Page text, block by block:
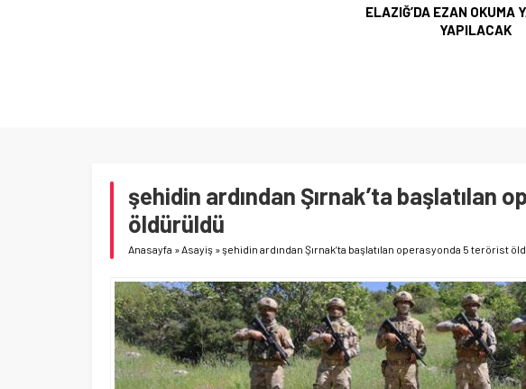
ELAZIĞ’DA EZAN OKUMA
YAPILACAK
şehidin ardından Şırnak’ta başlatılan
öldürüldü
Anasayfa »Asayiş »şehidin ardından Şırnak’ta başlatılan operasyonda 5 terörist